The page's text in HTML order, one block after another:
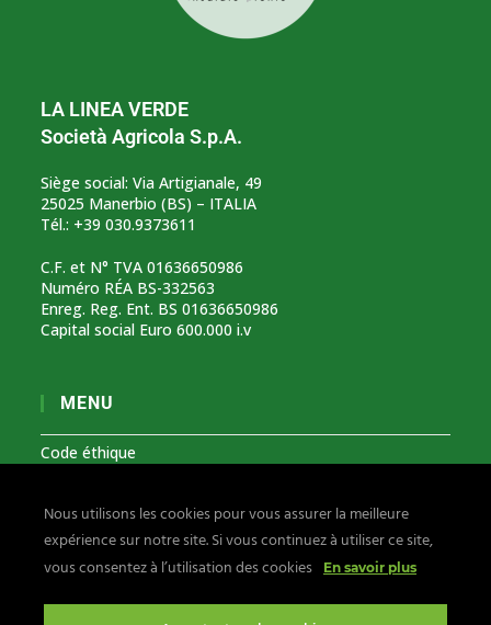
LA LINEA VERDE
Società Agricola S.p.A.
Siège social: Via Artigianale, 49
25025 Manerbio (BS) – ITALIA
Tél.: +39 030.9373611
C.F. et N° TVA 01636650986
Numéro RÉA BS-332563
Enreg. Reg. Ent. BS 01636650986
Capital social Euro 600.000 i.v
MENU
Code éthique
Signalements lanceurs d’alerte
Confidentialité et cookies
Suivez-nous sur:
Nous utilisons les cookies pour vous assurer la meilleure
expérience sur notre site. Si vous continuez à utiliser ce site,
vous consentez à l’utilisation des cookies
En savoir plus